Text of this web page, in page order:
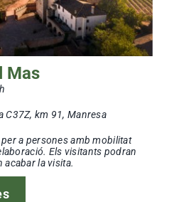
Mas
C37Z, km 91, Manresa
a persones amb mobilitat
Els visitants podran
acabar la visita.